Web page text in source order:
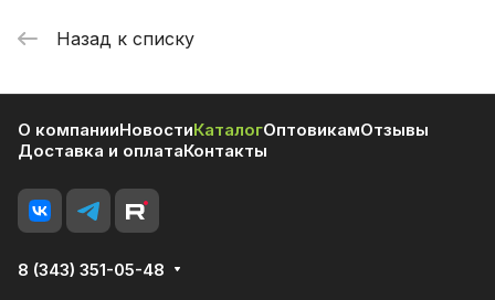
Назад к списку
О компанииНовостиКаталогОптовикамОтзывы
Доставка и оплатаКонтакты
8 (343) 351-05-48